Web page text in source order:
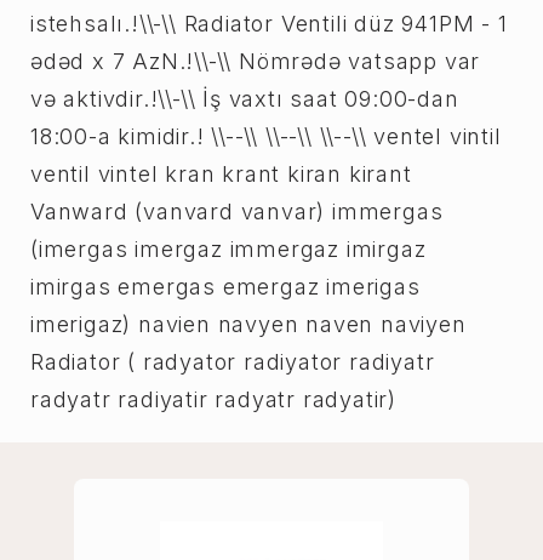
istehsalı.!\\-\\ Radiator Ventili düz 941PM - 1
ədəd x 7 AzN.!\\-\\ Nömrədə vatsapp var
və aktivdir.!\\-\\ İş vaxtı saat 09:00-dan
18:00-a kimidir.! \\--\\ \\--\\ \\--\\ ventel vintil
ventil vintel kran krant kiran kirant
Vanward (vanvard vanvar) immergas
(imergas imergaz immergaz imirgaz
imirgas emergas emergaz imerigas
imerigaz) navien navyen naven naviyen
Radiator ( radyator radiyator radiyatr
radyatr radiyatir radyatr radyatir)